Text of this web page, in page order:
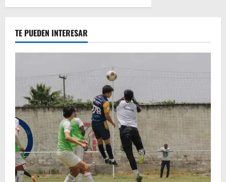
TE PUEDEN INTERESAR